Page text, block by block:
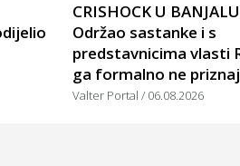
CRISHOCK U
Održao sastanke i s
predstavnicima vlasti
ga formalno ne
Valter Portal 06.08.2026